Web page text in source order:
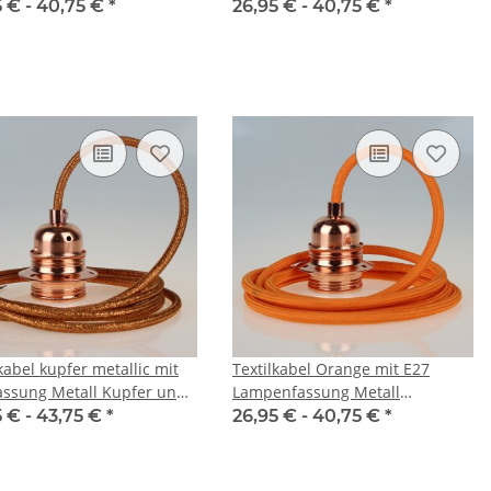
und 2 Schraubringe
€ - 40,75 € *
verkupfert und 2 Schraubringe
26,95 € - 40,75 € *
kupfer metallic mit
Metall Kupfer und
€ - 43,75 € *
Textilkabel Orange mit E27
Lampenfassung Metall
verkupfert und 2 Schraubringe
26,95 € - 40,75 € *